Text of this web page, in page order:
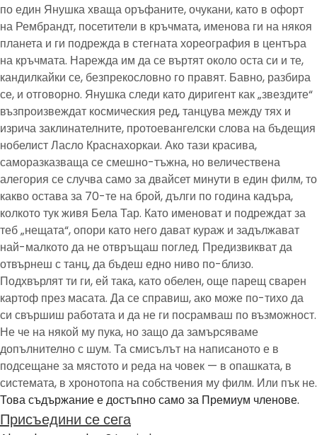
по един Янушка хваща оръфаните, очукани, като в офорт
на Рембрандт, посетители в кръчмата, именова ги на някоя
планета и ги подрежда в стегната хореография в центъра
на кръчмата. Нарежда им да се въртят около оста си и те,
кандилкайки се, безпрекословно го правят. Бавно, разбира
се, и отговорно. Янушка следи като диригент как „звездите“
възпроизвеждат космическия ред, танцува между тях и
изрича заклинателните, протоевангелски слова на бъдещия
нобелист Ласло Краснахоркаи. Ако тази красива,
саморазказваща се смешно-тъжна, но величествена
алегория се случва само за двайсет минути в един филм, то
какво остава за 70-те на брой, дълги по година кадъра,
колкото тук живя Бела Тар. Като именоват и подреждат за
теб „нещата“, опори като него дават кураж и задължават
най-малкото да не отвръщаш поглед. Предизвикват да
отвърнеш с танц, да бъдеш едно ниво по-близо.
Подхвърлят ти ги, ей така, като обелен, още парещ сварен
картоф през масата. Да се справиш, ако може по-тихо да
си свършиш работата и да не ги посрамваш по възможност.
Не че на някой му пука, но защо да замърсяваме
допълнително с шум. Та смисълът на написаното е в
подсещане за мястото и реда на човек — в опашката, в
системата, в хронотопа на собствения му филм. Или пък не.
Това съдържание е достъпно само за Премиум членове.
Присъедини се сега